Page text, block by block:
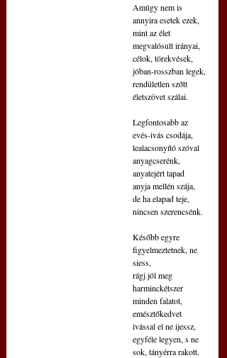
Amúgy nem is
annyira esetek ezek,
mint az élet
megvalósult irányai,
célok, törekvések,
jóban-rosszban legek,
rendületlen szőtt
életszövet szálai.
Legfontosabb az
evés-ivás csodája,
lealacsonyító szóval
anyagcserénk,
anyatejért tapad
anyja mellén szája,
de ha elapad teje,
nincsen szerencsénk.
Később egyre
figyelmeztetnek, ne
siess,
rágj jól meg
harminckétszer
minden falatot,
emésztőkedvet
ivással el ne ijessz,
egyféle legyen, s ne
sok, tányérra rakott.